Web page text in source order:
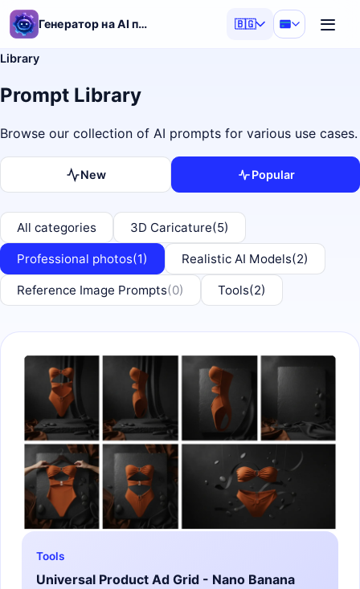
Генератор на AI подсказки 🇧🇬
Library
Prompt Library
Browse our collection of AI prompts for various use cases.
New Popular
All categories 3D Caricature(5)
Professional photos(1) Realistic AI Models(2)
Reference Image Prompts(0) Tools(2)
Tools
Universal Product Ad Grid - Nano Banana